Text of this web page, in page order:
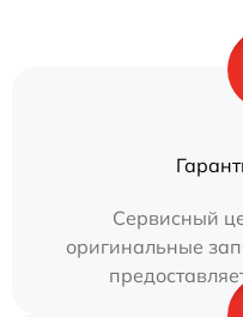
Сервисный
оригинальные